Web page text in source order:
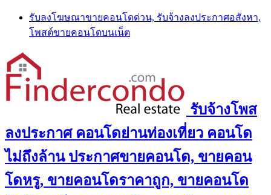
Skip
content
รับลงโฆษณาขายคอนโดด่วน, รับจ้างลงประกาศอสังหา,
โพสต์ขายคอนโดบนเน็ต
รับจ้างโพส
ลงประกาศ คอนโดย่านท่องเที่ยว คอนโด
ไม่ถึงล้าน ประกาศขายคอนโด, ขายคอน
โดหรู, ขายคอนโดราคาถูก, ขายคอนโด